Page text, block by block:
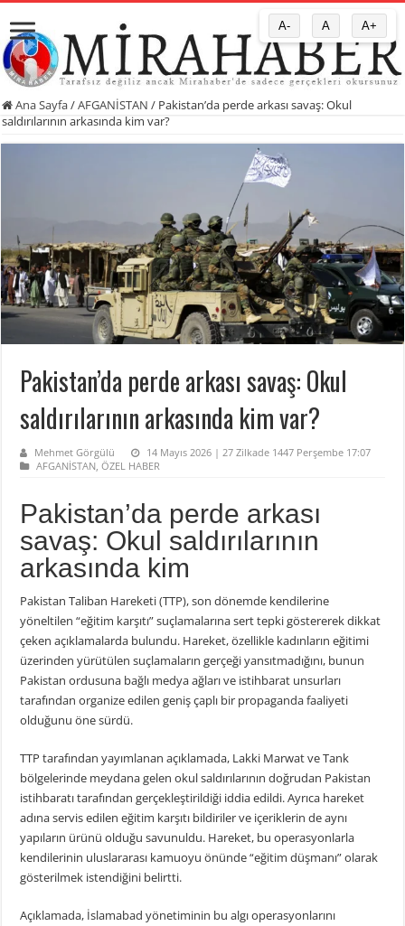
Ana Sayfa/AFGANİSTAN / Pakistan’da perde arkası savaş: Okul
saldırılarının arkasında kim var?
Pakistan’da perde arkası savaş: Okul
saldırılarının arkasında kim var?
Mehmet Görgülü
14 Mayıs 2026 | 27 Zilkade 1447 Perşembe 17:07
AFGANİSTAN,ÖZEL HABER
Pakistan’da perde arkası
savaş: Okul saldırılarının
arkasında kim
Pakistan Taliban Hareketi (TTP), son dönemde kendilerine
yöneltilen “eğitim karşıtı” suçlamalarına sert tepki göstererek dikkat
çeken açıklamalarda bulundu. Hareket, özellikle kadınların eğitimi
üzerinden yürütülen suçlamaların gerçeği yansıtmadığını, bunun
Pakistan ordusuna bağlı medya ağları ve istihbarat unsurları
tarafından organize edilen geniş çaplı bir propaganda faaliyeti
olduğunu öne sürdü.
TTP tarafından yayımlanan açıklamada, Lakki Marwat ve Tank
bölgelerinde meydana gelen okul saldırılarının doğrudan Pakistan
istihbaratı tarafından gerçekleştirildiği iddia edildi. Ayrıca hareket
adına servis edilen eğitim karşıtı bildiriler ve içeriklerin de aynı
yapıların ürünü olduğu savunuldu. Hareket, bu operasyonlarla
kendilerinin uluslararası kamuoyu önünde “eğitim düşmanı” olarak
gösterilmek istendiğini belirtti.
Açıklamada, İslamabad yönetiminin bu algı operasyonlarını
A- A A+